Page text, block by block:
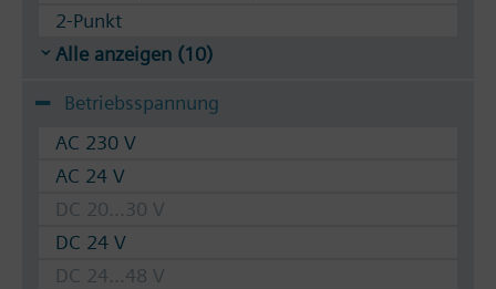
2-Punkt
Alle anzeigen (10)
Betriebsspannung
AC 230 V
AC 24 V
DC 20...30 V
DC 24 V
DC 24...48 V